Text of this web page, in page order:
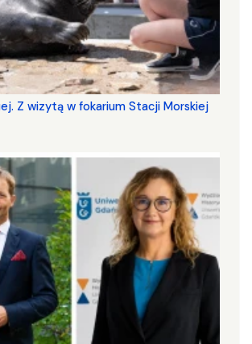
Z wizytą w fokarium Stacji Morskiej